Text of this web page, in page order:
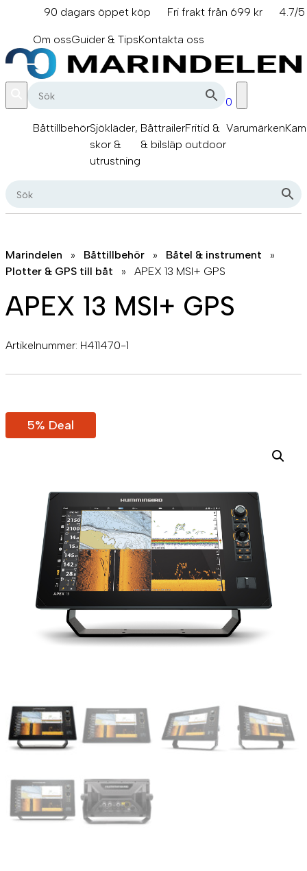
innehåll
90 dagars öppet köp Fri frakt från 699 kr
4.7/
Om ossGuider & TipsKontakta oss
0
BåttillbehörSjökläder,
skor &
utrustning
Båttrailer
& bilsläp
Fritid &
outdoor
Varumärken
Marindelen » Båttillbehör » Båtel & instrument
»
Plotter & GPS till båt
» APEX 13 MSI+ GPS
APEX 13 MSI+ GPS
Artikelnummer: H411470-1
5% Deal